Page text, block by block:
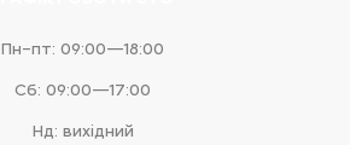
Пн–пт: 09:00—18:00
Сб: 09:00—17:00
Нд: вихідний